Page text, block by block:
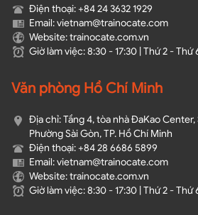
Điện thoại: +84 24 3632 1929
Email: vietnam@trainocate.com​
Website: trainocate.com.vn
Giờ làm việc: 8:30 - 17:30 | Thứ 2 - Thứ
Văn phòng Hồ Chí Minh
Địa chỉ: Tầng 4, tòa nhà ĐaKao
Phường Sài Gòn, TP. Hồ Chí Minh
Điện thoại: +84 28 6686 5899
Email: vietnam@trainocate.com​
Website: trainocate.com.vn
Giờ làm việc: 8:30 - 17:30 | Thứ 2 - Thứ